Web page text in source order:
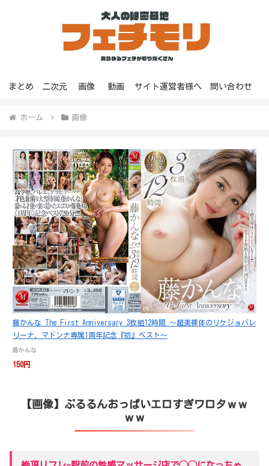
まとめ 二次元 画像 動画 サイト運営者様へ 問い合わせ
ホーム 画像
藤かんな The First Anniversary 3枚組12時間 ～超美裸体のリケジョバレ
リーナ、マドンナ専属1周年記念『初』ベスト～
藤かんな
150円
【画像】ぷるるんおっぱいエロすぎワロタｗｗ
ｗｗ